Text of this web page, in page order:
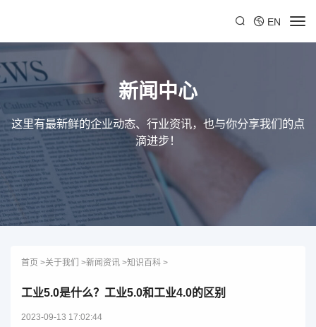
EN
新闻中心
这里有最新鲜的企业动态、行业资讯，也与你分享我们的点
滴进步！
首页 >关于我们 >新闻资讯 >知识百科 >
工业5.0是什么？工业5.0和工业4.0的区别
2023-09-13 17:02:44